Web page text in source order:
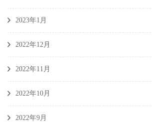
2023年1月
2022年12月
2022年11月
2022年10月
2022年9月